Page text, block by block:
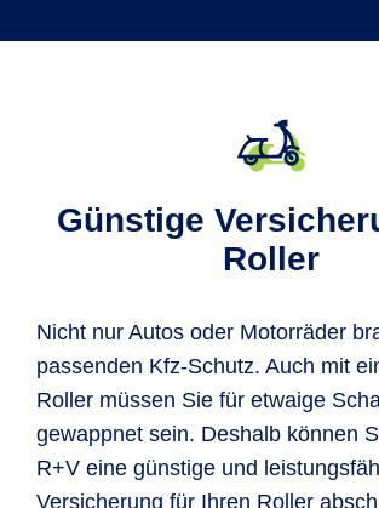
Günstige
Roller
Nicht nur Autos oder Motorräder
passenden Kfz-Schutz. Auch mit
Roller müssen Sie für etwaige
gewappnet sein. Deshalb können
R+V eine günstige und
Versicherung für Ihren Roller